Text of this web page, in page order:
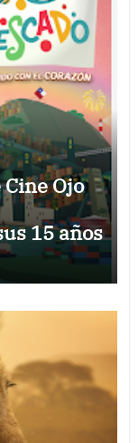
Ojo
15 años